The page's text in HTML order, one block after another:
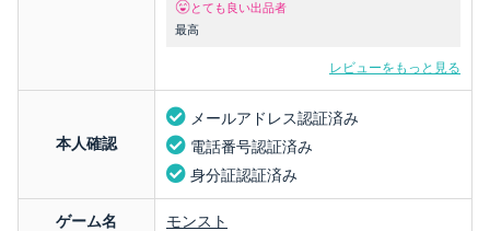
とても良い出品者
最高
レビューをもっと見る
本人確認
メールアドレス認証済み
電話番号認証済み
身分証認証済み
ゲーム名 モンスト